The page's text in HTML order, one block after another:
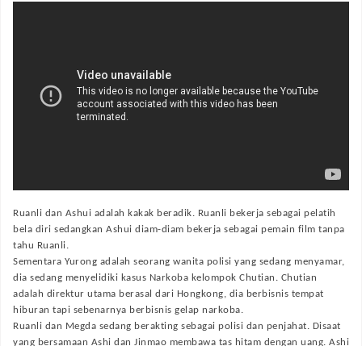
Ruanli dan Ashui adalah kakak beradik. Ruanli bekerja sebagai pelatih
bela diri sedangkan Ashui diam-diam bekerja sebagai pemain film tanpa
tahu Ruanli.
Sementara Yurong adalah seorang wanita polisi yang sedang menyamar,
dia sedang menyelidiki kasus Narkoba kelompok Chutian. Chutian
adalah direktur utama berasal dari Hongkong, dia berbisnis tempat
hiburan tapi sebenarnya berbisnis gelap narkoba.
Ruanli dan Megda sedang berakting sebagai polisi dan penjahat. Disaat
yang bersamaan Ashi dan Jinmao membawa tas hitam dengan uang. Ashi